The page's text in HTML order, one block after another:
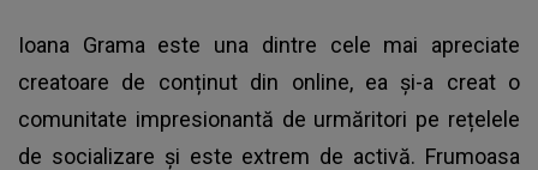
Ioana Grama este una dintre cele mai apreciate
creatoare de conținut din online, ea și-a creat o
comunitate impresionantă de urmăritori pe rețelele
de socializare și este extrem de activă. Frumoasa